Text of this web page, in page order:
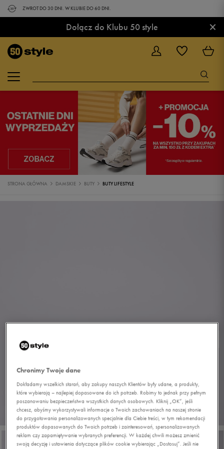
ZWROT DO 30 DNI. W KLUBIE DO 60 DNI.
Dołącz do Klubu 50 style ×
STRONA GŁÓWNA DAMSKIE BUTY BUTY LIFESTYLE
1/9
Chronimy Twoje dane
Dokładamy wszelkich starań, aby zakupy naszych Klientów były udane, a produkty,
które wybierają – najlepiej dopasowane do ich potrzeb. Robimy to jednak przy pełnym
poszanowaniu bezpieczeństwa wszystkich danych osobowych. Kliknij „OK”, jeśli
chcesz, abyśmy wykorzystywali informacje o Twoich zachowaniach na naszej stronie
do przygotowania personalizowanych specjalnie dla Ciebie treści, w tym rekomendacji
produktów dopasowanych do Twoich potrzeb i zainteresowań, spersonalizowanych
reklam czy zapamiętywanie wybranych preferencji. W każdej chwili możesz zmienić
swoją decyzję i ustawienia dotyczące plików cookie wybierając „Dostosuj”. Jeśli nie